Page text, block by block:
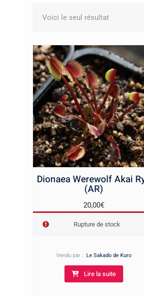
Voici le seul résultat
Dionaea Werewolf Akai
(AR)
20,00€
Rupture de stock
Vendu par : Le Sakado de Kuro
Lire la suite